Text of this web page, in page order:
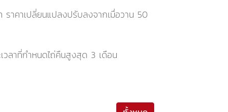
ราคาเปลี่ยนแปลงปรับลงจากเมื่อวาน 50
วลาที่กำหนดไถ่คืนสูงสุด 3 เดือน